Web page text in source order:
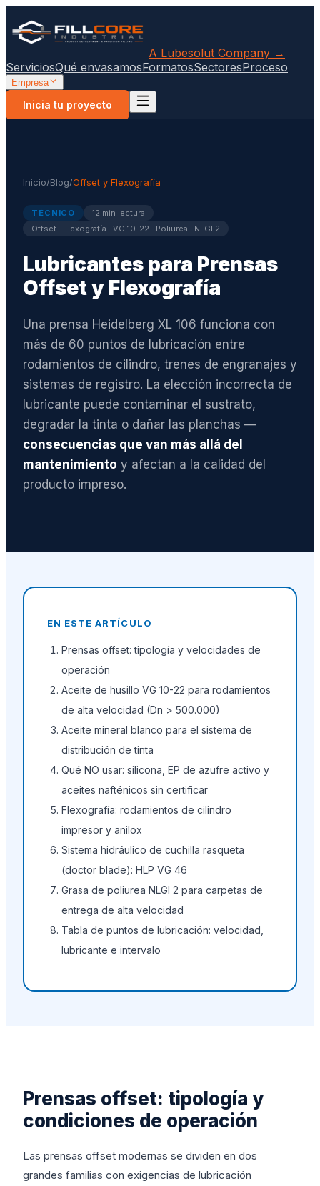
A Lubesolut Company →
ServiciosQué envasamosFormatosSectoresProceso
Empresa
Inicia tu proyecto
Inicio/Blog/Offset y Flexografía
TÉCNICO
12 min lectura
Offset · Flexografía · VG 10-22 · Poliurea · NLGI 2
Lubricantes para Prensas
Offset y Flexografía
Una prensa Heidelberg XL 106 funciona con
más de 60 puntos de lubricación entre
rodamientos de cilindro, trenes de engranajes y
sistemas de registro. La elección incorrecta de
lubricante puede contaminar el sustrato,
degradar la tinta o dañar las planchas —
consecuencias que van más allá del
mantenimiento y afectan a la calidad del
producto impreso.
EN ESTE ARTÍCULO
Prensas offset: tipología y velocidades de
operación
Aceite de husillo VG 10-22 para rodamientos
de alta velocidad (Dn > 500.000)
Aceite mineral blanco para el sistema de
distribución de tinta
Qué NO usar: silicona, EP de azufre activo y
aceites nafténicos sin certificar
Flexografía: rodamientos de cilindro
impresor y anilox
Sistema hidráulico de cuchilla rasqueta
(doctor blade): HLP VG 46
Grasa de poliurea NLGI 2 para carpetas de
entrega de alta velocidad
Tabla de puntos de lubricación: velocidad,
lubricante e intervalo
Prensas offset: tipología y
condiciones de operación
Las prensas offset modernas se dividen en dos
grandes familias con exigencias de lubricación